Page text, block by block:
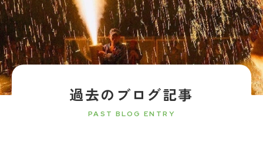
過去のブログ記事
PAST BLOG ENTRY